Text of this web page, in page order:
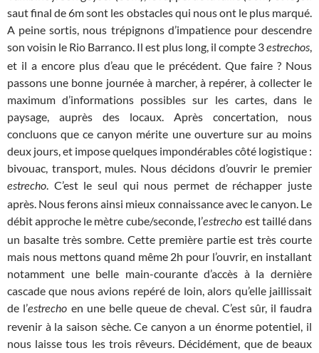
saut final de 6m sont les obstacles qui nous ont le plus marqué.
A peine sortis, nous trépignons d’impatience pour descendre
son voisin le Rio Barranco. Il est plus long, il compte 3estrechos,
et il a encore plus d’eau que le précédent. Que faire ? Nous
passons une bonne journée à marcher, à repérer, à collecter le
maximum d’informations possibles sur les cartes, dans le
paysage, auprès des locaux. Après concertation, nous
concluons que ce canyon mérite une ouverture sur au moins
deux jours, et impose quelques impondérables côté logistique :
bivouac, transport, mules. Nous décidons d’ouvrir le premier
estrecho. C’est le seul qui nous permet de réchapper juste
après. Nous ferons ainsi mieux connaissance avec le canyon. Le
débit approche le mètre cube/seconde, l’estrecho est taillé dans
un basalte très sombre. Cette première partie est très courte
mais nous mettons quand même 2h pour l’ouvrir, en installant
notamment une belle main-courante d’accès à la dernière
cascade que nous avions repéré de loin, alors qu’elle jaillissait
de l’estrecho en une belle queue de cheval. C’est sûr, il faudra
revenir à la saison sèche. Ce canyon a un énorme potentiel, il
nous laisse tous les trois rêveurs. Décidément, que de beaux